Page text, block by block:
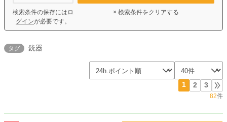
検索条件の保存には ロ
グインが必要です。
× 検索条件をクリアする
タグ 銃器
1 2 3
82件